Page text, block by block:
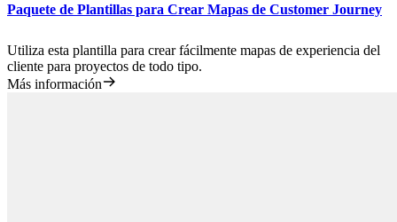
Paquete de Plantillas para Crear Mapas de Customer Journey
Utiliza esta plantilla para crear fácilmente mapas de experiencia del
cliente para proyectos de todo tipo.
Más información